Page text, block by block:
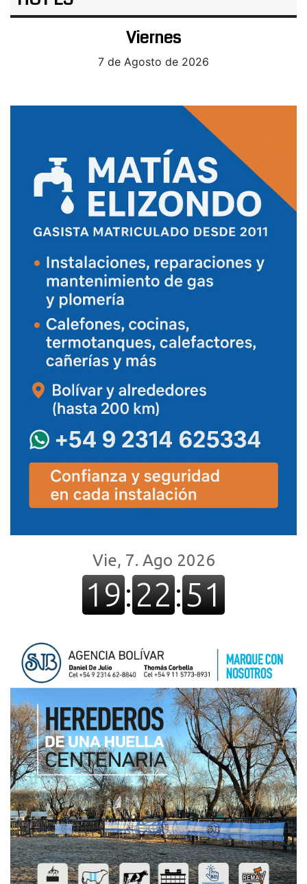
Viernes
7 de Agosto de 2026